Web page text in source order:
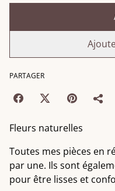
PARTAGER
Fleurs naturelles
Toutes mes pièces en
par une. Ils sont
pour être lisses et